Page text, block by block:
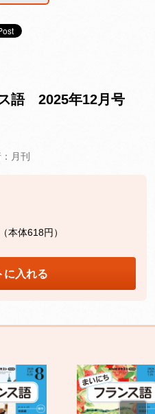
語 2025年12月号
月刊
本体618円）
に入れる